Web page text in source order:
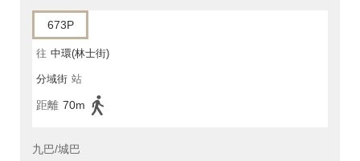
673P
往 中環(林士街)
分域街 站
距離 70m
九巴/城巴